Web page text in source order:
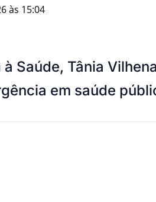
às 15:04
Saúde, Tânia
em saúde